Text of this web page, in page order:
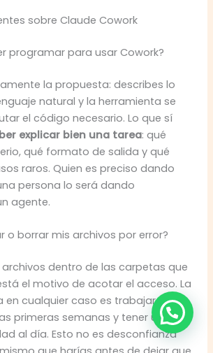
sobre Claude Cowork
programar para usar Cowork?
la propuesta: describes lo
natural y la herramienta se
el código necesario. Lo que sí
explicar bien una tarea: qué
qué formato de salida y qué
raros. Quien es preciso dando
persona lo será dando
agente.
o borrar mis archivos por error?
dentro de las carpetas que
el motivo de acotar el acceso. La
en cualquier caso es trabajar sobre
primeras semanas y tener una
al día. Esto no es desconfianza